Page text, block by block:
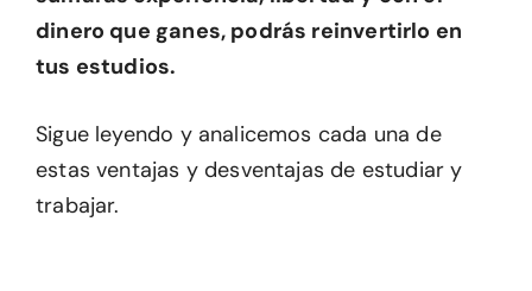
dinero que ganes, podrás reinvertirlo en
tus estudios.
Sigue leyendo y analicemos cada una de
estas ventajas y desventajas de estudiar y
trabajar.